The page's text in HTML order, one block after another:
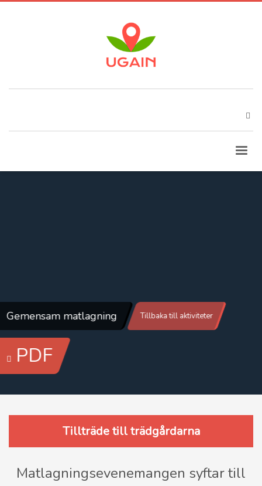
Gemensam matlagning Tillbaka till aktiviteter
PDF
Tillträde till trädgårdarna
Matlagningsevenemangen syftar till